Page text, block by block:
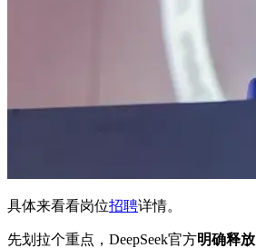
具体来看看岗位招聘详情。
先划拉个重点，DeepSeek官方明确释